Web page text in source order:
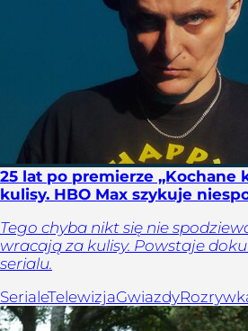
25 lat po premierze „Kochane
kulisy. HBO Max szykuje
Tego chyba nikt się nie
wracają za kulisy. Powstaje
serialu.
SerialeTelewizjaGwiazdy